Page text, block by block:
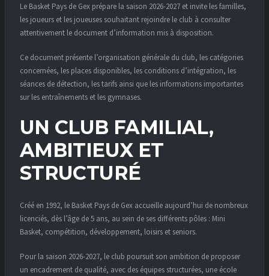
Le Basket Pays de Gex prépare la saison 2026-2027 et invite les familles,
les joueurs et les joueuses souhaitant rejoindre le club à consulter
attentivement le document d’information mis à disposition.
Ce document présente l’organisation générale du club, les catégories
concernées, les places disponibles, les conditions d’intégration, les
séances de détection, les tarifs ainsi que les informations importantes
sur les entraînements et les gymnases.
UN CLUB FAMILIAL,
AMBITIEUX ET
STRUCTURÉ
Créé en 1992, le Basket Pays de Gex accueille aujourd’hui de nombreux
licenciés, dès l’âge de 5 ans, au sein de ses différents pôles : Mini
Basket, compétition, développement, loisirs et seniors.
Pour la saison 2026-2027, le club poursuit son ambition de proposer
un encadrement de qualité, avec des équipes structurées, une école